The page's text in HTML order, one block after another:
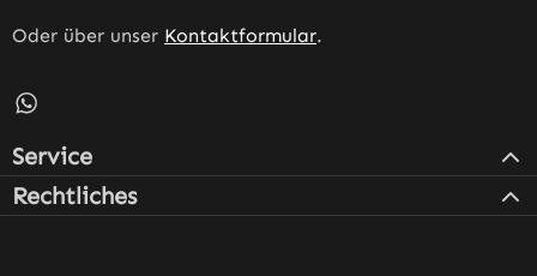
Oder über unser Kontaktformular.
Schreib uns auf WhatsApp – öffnet in neuem Tab
Service
Rechtliches